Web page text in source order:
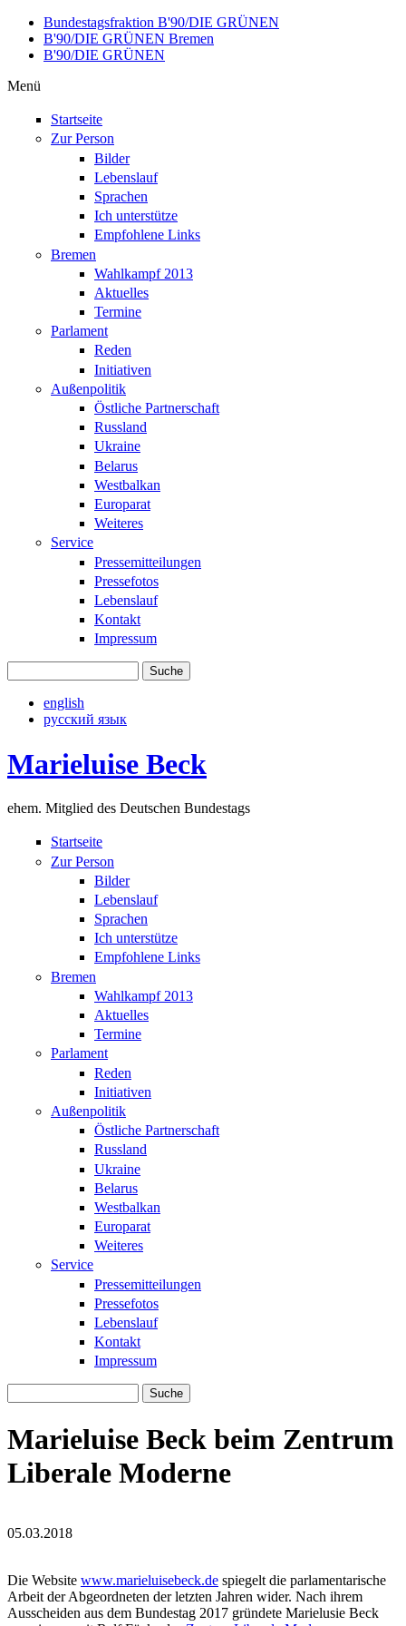
Direkt zum Inhalt
Bundestagsfraktion B'90/DIE GRÜNEN
B'90/DIE GRÜNEN Bremen
B'90/DIE GRÜNEN
Menü
Startseite
Zur Person
Bilder
Lebenslauf
Sprachen
Ich unterstütze
Empfohlene Links
Bremen
Wahlkampf 2013
Aktuelles
Termine
Parlament
Reden
Initiativen
Außenpolitik
Östliche Partnerschaft
Russland
Ukraine
Belarus
Westbalkan
Europarat
Weiteres
Service
Pressemitteilungen
Pressefotos
Lebenslauf
Kontakt
Impressum
english
русский язык
Marieluise Beck
ehem. Mitglied des Deutschen Bundestags
Startseite
Zur Person
Bilder
Lebenslauf
Sprachen
Ich unterstütze
Empfohlene Links
Bremen
Wahlkampf 2013
Aktuelles
Termine
Parlament
Reden
Initiativen
Außenpolitik
Östliche Partnerschaft
Russland
Ukraine
Belarus
Westbalkan
Europarat
Weiteres
Service
Pressemitteilungen
Pressefotos
Lebenslauf
Kontakt
Impressum
Marieluise Beck beim Zentrum
Liberale Moderne
libmod_logo_social_icons.jpg
05.03.2018
libmod_logo_social_icons.jpg
Die Website www.marieluisebeck.de spiegelt die parlamentarische
Arbeit der Abgeordneten der letzten Jahren wider. Nach ihrem
Ausscheiden aus dem Bundestag 2017 gründete Marielusie Beck